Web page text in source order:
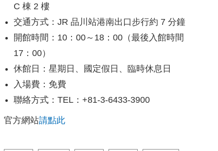
C 棟 2 樓
交通方式：JR 品川站港南出口步行約 7 分鐘
開館時間：10：00～18：00（最後入館時間
17：00）
休館日：星期日、國定假日、臨時休息日
入場費：免費
聯絡方式：TEL：+81-3-6433-3900
官方網站請點此